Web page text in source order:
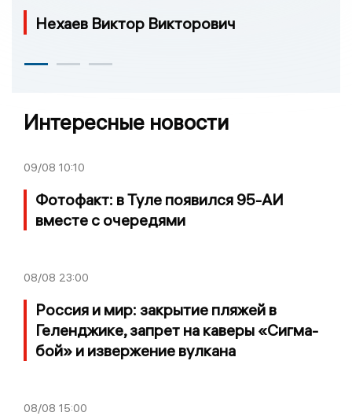
Нехаев Виктор Викторович
Интересные новости
09/08 10:10
Фотофакт: в Туле появился 95-АИ
вместе с очередями
08/08 23:00
Россия и мир: закрытие пляжей в
Геленджике, запрет на каверы «Сигма-
бой» и извержение вулкана
08/08 15:00